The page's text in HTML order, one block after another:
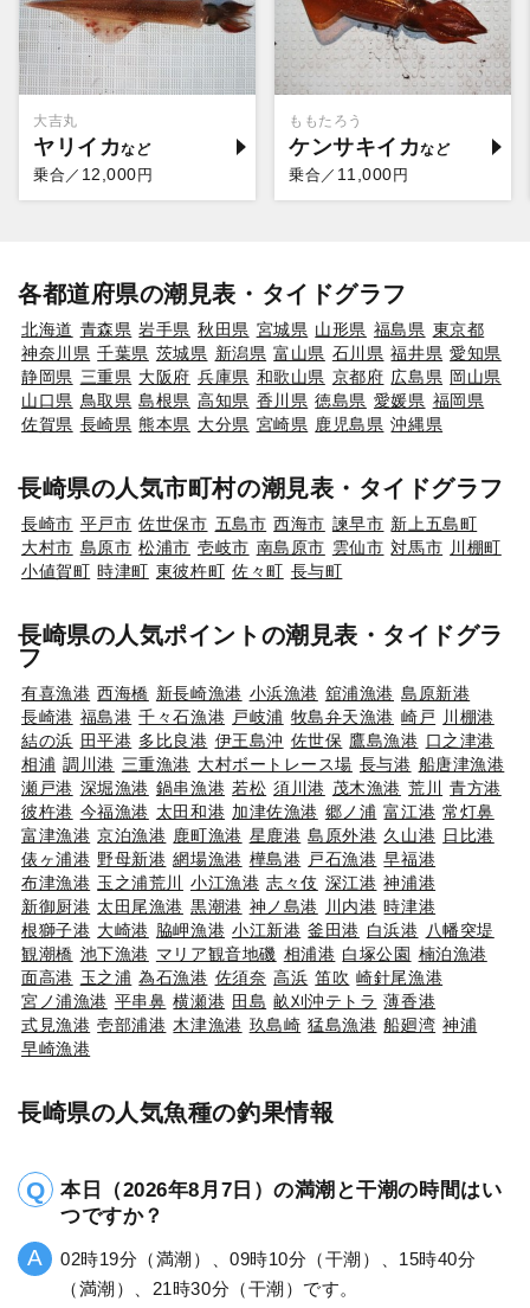
大吉丸
ヤリイカ
乗合／ 12,000円
ももたろう
ケンサキイカ
乗合／ 11,000円
各都道府県の潮見表・タイドグラフ
北海道 青森県 岩手県 秋田県 宮城県 山形県 福島県 東京都
神奈川県 千葉県 茨城県 新潟県 富山県 石川県 福井県 愛知県
静岡県 三重県 大阪府 兵庫県 和歌山県 京都府 広島県 岡山県
山口県 鳥取県 島根県 高知県 香川県 徳島県 愛媛県 福岡県
佐賀県 長崎県 熊本県 大分県 宮崎県 鹿児島県 沖縄県
長崎県の人気市町村の潮見表・タイドグラフ
長崎市 平戸市 佐世保市 五島市 西海市 諫早市 新上五島町
大村市 島原市 松浦市 壱岐市 南島原市 雲仙市 対馬市 川棚町
小値賀町 時津町 東彼杵町 佐々町 長与町
長崎県の人気ポイントの潮見表・タイドグラ
フ
有喜漁港 西海橋 新長崎漁港 小浜漁港 舘浦漁港 島原新港
長崎港 福島港 千々石漁港 戸岐浦 牧島弁天漁港 崎戸
川棚港
結の浜 田平港 多比良港 伊王島沖 佐世保 鷹島漁港 口之津港
相浦 調川港 三重漁港 大村ボートレース場 長与港 船唐津漁港
瀬戸港 深堀漁港 鍋串漁港 若松 須川港 茂木漁港 荒川 青方港
彼杵港 今福漁港 太田和港 加津佐漁港 郷ノ浦 富江港 常灯鼻
富津漁港 京泊漁港 鹿町漁港 星鹿港 島原外港 久山港 日比港
俵ヶ浦港 野母新港 網場漁港 樺島港 戸石漁港 早福港
布津漁港 玉之浦荒川 小江漁港 志々伎 深江港 神浦港
新御厨港 太田尾漁港 黒潮港 神ノ島港 川内港 時津港
根獅子港 大崎港 脇岬漁港 小江新港 釜田港 白浜港 八幡突堤
観潮橋 池下漁港 マリア観音地磯 相浦港 白塚公園 楠泊漁港
面高港 玉之浦 為石漁港 佐須奈 高浜 笛吹 崎針尾漁港
宮ノ浦漁港 平串鼻 横瀬港 田島 畝刈沖テトラ 薄香港
式見漁港 壱部浦港 木津漁港 玖島崎 猛島漁港 船廻湾 神浦
早崎漁港
長崎県の人気魚種の釣果情報
本日（2026年8月7日）の満潮と干潮の時間はい
つですか？
02時19分（満潮）、09時10分（干潮）、15時40分
（満潮）、21時30分（干潮）です。